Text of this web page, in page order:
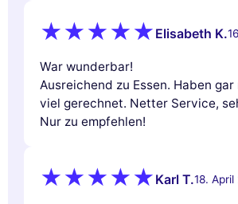
Elisabeth K.
War wunderbar!
Ausreichend zu Essen. Haben
viel gerechnet. Netter Service,
Nur zu empfehlen!
Karl T.18. April